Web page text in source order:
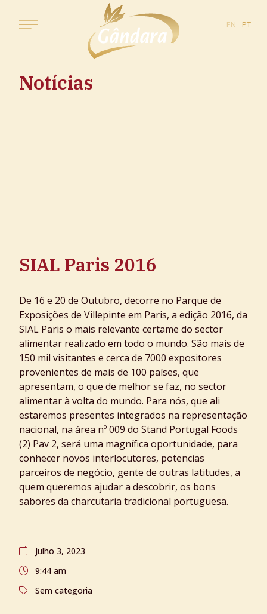
EN PT
Notícias
Julho 3, 2023
9:44 am
Sem categoria
SIAL Paris 2016
De 16 e 20 de Outubro, decorre no Parque de
Exposições de Villepinte em Paris, a edição 2016, da
SIAL Paris o mais relevante certame do sector
alimentar realizado em todo o mundo. São mais de
150 mil visitantes e cerca de 7000 expositores
provenientes de mais de 100 países, que
apresentam, o que de melhor se faz, no sector
alimentar à volta do mundo. Para nós, que ali
estaremos presentes integrados na representação
nacional, na área nº 009 do Stand Portugal Foods
(2) Pav 2, será uma magnífica oportunidade, para
conhecer novos interlocutores, potencias
parceiros de negócio, gente de outras latitudes, a
quem queremos ajudar a descobrir, os bons
sabores da charcutaria tradicional portuguesa.